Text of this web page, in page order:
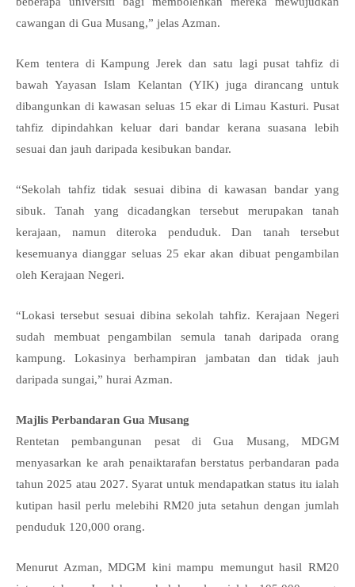
cawangan di Gua Musang,” jelas Azman.
Kem tentera di Kampung Jerek dan satu lagi pusat tahfiz di
bawah Yayasan Islam Kelantan (YIK) juga dirancang untuk
dibangunkan di kawasan seluas 15 ekar di Limau Kasturi. Pusat
tahfiz dipindahkan keluar dari bandar kerana suasana lebih
sesuai dan jauh daripada kesibukan bandar.
“Sekolah tahfiz tidak sesuai dibina di kawasan bandar yang
sibuk. Tanah yang dicadangkan tersebut merupakan tanah
kerajaan, namun diteroka penduduk. Dan tanah tersebut
kesemuanya dianggar seluas 25 ekar akan dibuat pengambilan
oleh Kerajaan Negeri.
“Lokasi tersebut sesuai dibina sekolah tahfiz. Kerajaan Negeri
sudah membuat pengambilan semula tanah daripada orang
kampung. Lokasinya berhampiran jambatan dan tidak jauh
daripada sungai,” hurai Azman.
Majlis Perbandaran Gua Musang
Rentetan pembangunan pesat di Gua Musang, MDGM
menyasarkan ke arah penaiktarafan berstatus perbandaran pada
tahun 2025 atau 2027. Syarat untuk mendapatkan status itu ialah
kutipan hasil perlu melebihi RM20 juta setahun dengan jumlah
penduduk 120,000 orang.
Menurut Azman, MDGM kini mampu memungut hasil RM20